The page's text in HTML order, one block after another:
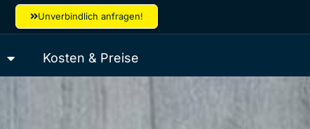
Unverbindlich anfragen!
Kosten & Preise